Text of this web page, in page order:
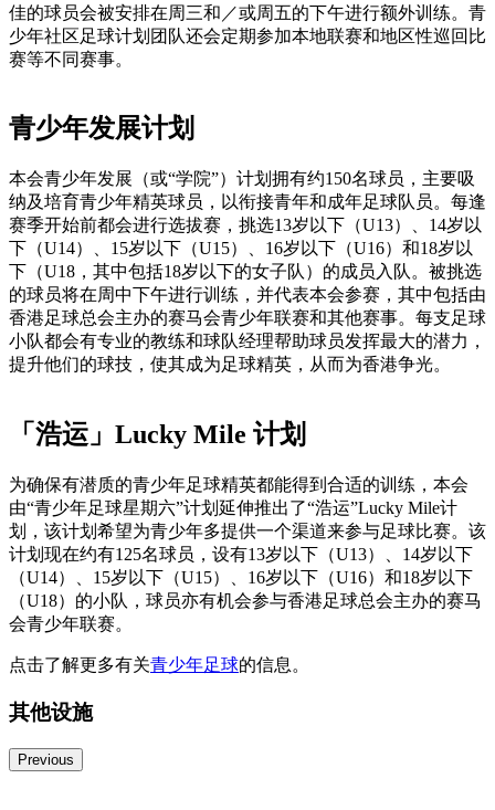
佳的球员会被安排在周三和／或周五的下午进行额外训练。青
少年社区足球计划团队还会定期参加本地联赛和地区性巡回比
赛等不同赛事。
青少年发展计划
本会青少年发展（或“学院”）计划拥有约150名球员，主要吸
纳及培育青少年精英球员，以衔接青年和成年足球队员。每逢
赛季开始前都会进行选拔赛，挑选13岁以下（U13）、14岁以
下（U14）、15岁以下（U15）、16岁以下（U16）和18岁以
下（U18，其中包括18岁以下的女子队）的成员入队。被挑选
的球员将在周中下午进行训练，并代表本会参赛，其中包括由
香港足球总会主办的赛马会青少年联赛和其他赛事。每支足球
小队都会有专业的教练和球队经理帮助球员发挥最大的潜力，
提升他们的球技，使其成为足球精英，从而为香港争光。
「浩运」Lucky Mile 计划
为确保有潜质的青少年足球精英都能得到合适的训练，本会
由“青少年足球星期六”计划延伸推出了“浩运”Lucky Mile计
划，该计划希望为青少年多提供一个渠道来参与足球比赛。该
计划现在约有125名球员，设有13岁以下（U13）、14岁以下
（U14）、15岁以下（U15）、16岁以下（U16）和18岁以下
（U18）的小队，球员亦有机会参与香港足球总会主办的赛马
会青少年联赛。
点击了解更多有关青少年足球的信息。
其他设施
Previous